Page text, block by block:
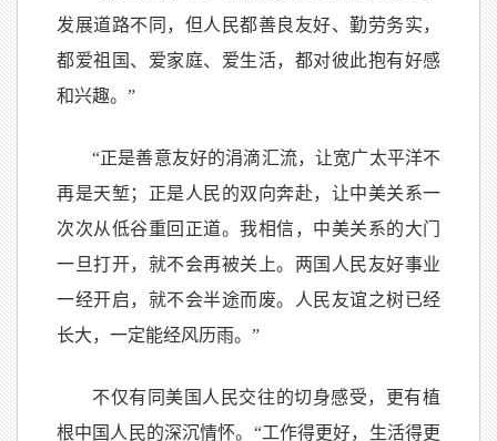
发展道路不同，但人民都善良友好、勤劳务实，
都爱祖国、爱家庭、爱生活，都对彼此抱有好感
和兴趣。”
“正是善意友好的涓滴汇流，让宽广太平洋不
再是天堑；正是人民的双向奔赴，让中美关系一
次次从低谷重回正道。我相信，中美关系的大门
一旦打开，就不会再被关上。两国人民友好事业
一经开启，就不会半途而废。人民友谊之树已经
长大，一定能经风历雨。”
不仅有同美国人民交往的切身感受，更有植
根中国人民的深沉情怀。“工作得更好，生活得更